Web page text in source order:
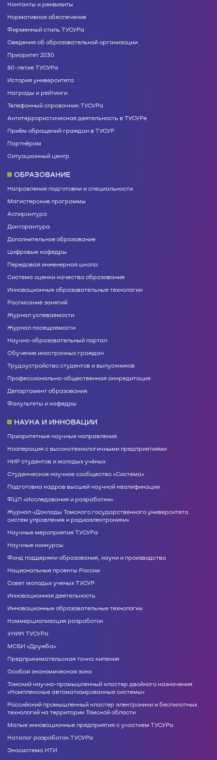
Контакты и реквизиты
Нормативное обеспечение
Фирменный стиль ТУСУРа
Сведения об образовательной организации
Приоритет 2030
60-летие ТУСУРа
История университета
Награды и рейтинги
Телефонный справочник ТУСУРа
Антитеррористическая деятельность в ТУСУРе
Приём обращений граждан в ТУСУР
Партнёрам
Ситуационный центр
ОБРАЗОВАНИЕ
Направления подготовки и специальности
Магистерские программы
Аспирантура
Докторантура
Дополнительное образование
Цифровые кафедры
Передовая инженерная школа
Система оценки качества образования
Инновационные образовательные технологии
Расписание занятий
Журнал успеваемости
Журнал посещаемости
Научно-образовательный портал
Обучение иностранных граждан
Трудоустройство студентов и выпускников
Профессионально-общественная аккредитация
Департамент образования
Факультеты и кафедры
НАУКА И ИННОВАЦИИ
Приоритетные научные направления
Кооперация с высокотехнологичными предприятиями
НИР студентов и молодых учёных
Студенческое научное сообщество «Система»
Подготовка кадров высшей научной квалификации
ФЦП «Исследования и разработки»
Журнал «Доклады Томского государственного университета
систем управления и радиоэлектроники»
Научные мероприятия ТУСУРа
Научные конкурсы
Фонд поддержки образования, науки и производства
Национальные проекты России
Совет молодых ученых ТУСУР
Инновационная деятельность
Инновационные образовательные технологии
Коммерциализация разработок
УНИК ТУСУРа
МСБИ «Дружба»
Предпринимательская точка кипения
Особая экономическая зона
Томский научно-промышленный кластер двойного назначения
«Комплексные автоматизированные системы»
Российский промышленный кластер электроники и беспилотных
технологий на территории Томской области
Малые инновационные предприятия с участием ТУСУРа
Каталог разработок ТУСУРа
Экосистема НТИ